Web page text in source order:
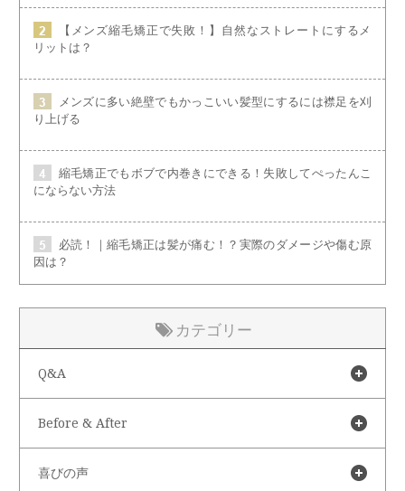
【メンズ縮毛矯正で失敗！】自然なストレートにするメ
リットは？
メンズに多い絶壁でもかっこいい髪型にするには襟足を刈
り上げる
縮毛矯正でもボブで内巻きにできる！失敗してぺったんこ
にならない方法
必読！｜縮毛矯正は髪が痛む！？実際のダメージや傷む原
因は？
カテゴリー
Q&A
Before & After
喜びの声